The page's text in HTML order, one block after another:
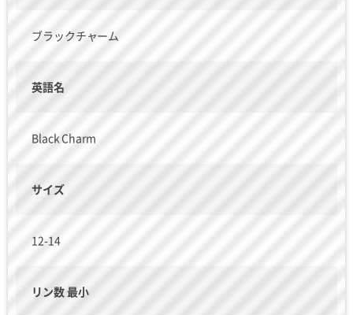
ブラックチャーム
英語名
Black Charm
サイズ
12-14
リン数 最小